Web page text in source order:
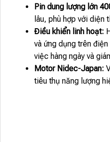
Pin dung lượng lớn
lâu, phù hợp với diện
Điều khiển linh hoạt:
và ứng dụng trên
việc hàng ngày và
Motor Nidec-Japan:
tiêu thụ năng lượng